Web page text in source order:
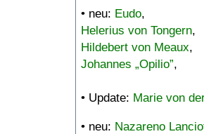
• neu: Eudo,
Helerius von Tongern,
Hildebert von Meaux,
Johannes „Opilio”,
• Update: Marie von
• neu: Nazareno